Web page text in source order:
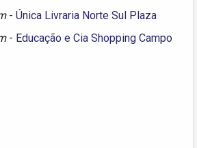
- Única Livraria Norte Sul Plaza
- Educação e Cia Shopping Campo